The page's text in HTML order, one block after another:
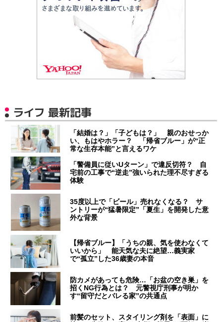
ライフ 最新記事
「結婚は？」「子どもは？」 親のおせっか
い、もはやホラー？ 「帰省ブルー」が“正
常な生存本能”と言えるワケ
「警備員に従いUターン」で違反切符？ 自
宅前の工事で“逆走”強いられた理不尽すぎる
体験
35度以上で「ビール」売れなくなる？ サ
ントリーが“猛暑限定”「夏生」を開発した意
外な背景
【帰省ブルー】「うちの親、気を使わなくて
いいから」 能天気な夫に絶望…義実家
で“孤立”した36歳妻の本音
防カメがあっても危険…「お盆の空き巣」を
招くNG行為とは？ 元警視庁刑事が明か
す“留守だとバレる家”の共通点
前髪のセット、スタイリング剤を「表面」に